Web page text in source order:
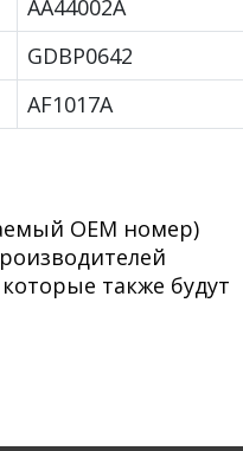
AA44002A
GDBP0642
AF1017A
ОЕМ номер)
также будут